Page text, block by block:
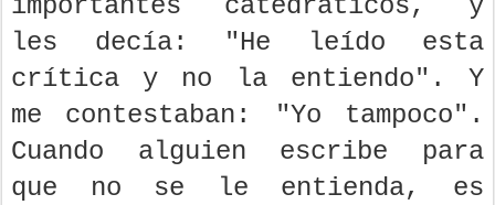
importantes catedráticos, y
les decía: "He leído esta
crítica y no la entiendo". Y
me contestaban: "Yo tampoco".
Cuando alguien escribe para
que no se le entienda, es